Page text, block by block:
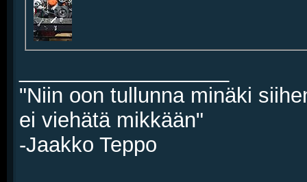
"Niin oon tullunna minäki
ei viehätä mikkään"
-Jaakko Teppo